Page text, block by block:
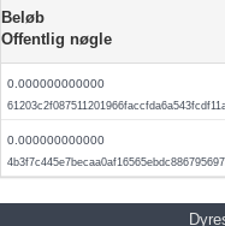
Beløb
Offentlig nøgle
0.000000000000
0.000000000000